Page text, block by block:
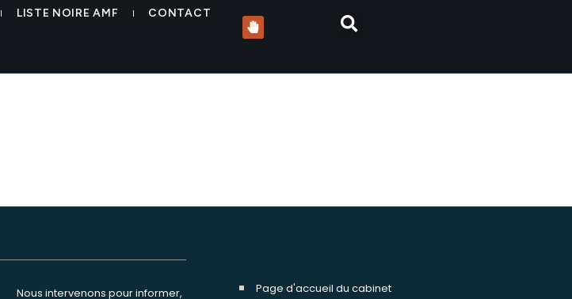
LISTE NOIRE AMF CONTACT
Page d'accueil du cabinet